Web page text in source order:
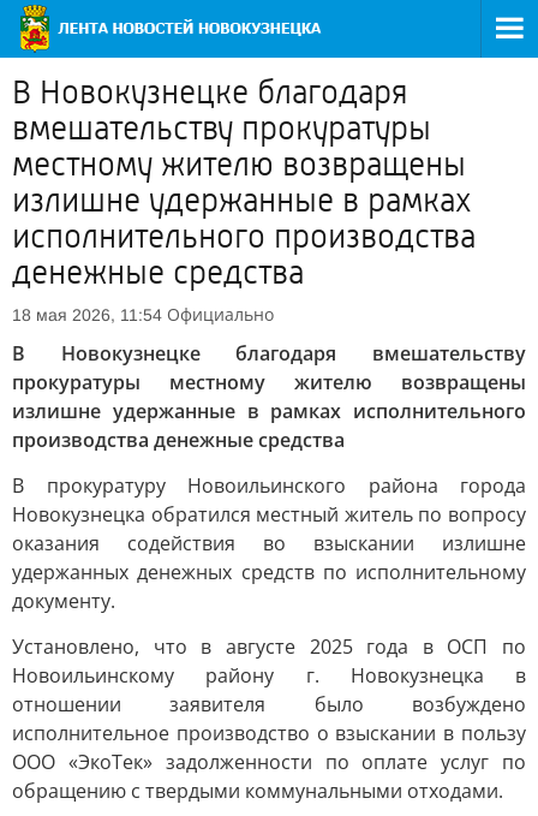
В Новокузнецке благодаря
вмешательству прокуратуры
местному жителю возвращены
излишне удержанные в рамках
исполнительного производства
денежные средства
18 мая 2026, 11:54 Официально
В Новокузнецке благодаря вмешательству
прокуратуры местному жителю возвращены
излишне удержанные в рамках исполнительного
производства денежные средства
В прокуратуру Новоильинского района города
Новокузнецка обратился местный житель по вопросу
оказания содействия во взыскании излишне
удержанных денежных средств по исполнительному
документу.
Установлено, что в августе 2025 года в ОСП по
Новоильинскому району г. Новокузнецка в
отношении заявителя было возбуждено
исполнительное производство о взыскании в пользу
ООО «ЭкоТек» задолженности по оплате услуг по
обращению с твердыми коммунальными отходами.